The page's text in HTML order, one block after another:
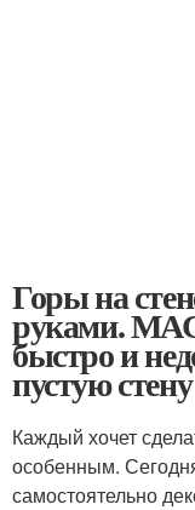
Горы на
руками.
быстро и
пустую стену
Каждый хочет
особенным.
самостоятельно